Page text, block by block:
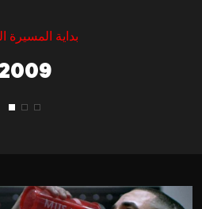
بداية المسيرة